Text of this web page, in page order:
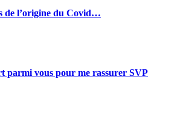
de l’origine du Covid…
parmi vous pour me rassurer SVP